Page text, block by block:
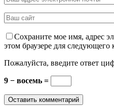
Сохраните мое имя, адрес
этом браузере для следующего
Пожалуйста, введите ответ
9 − восемь =